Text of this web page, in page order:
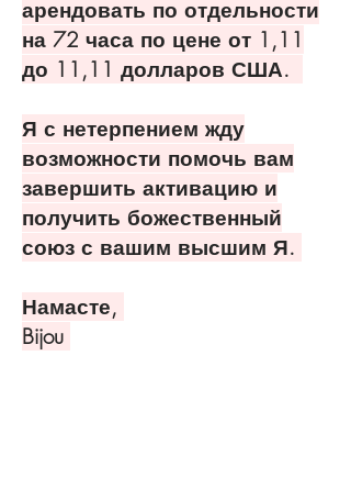
арендовать по отдельности
на 72 часа по цене от 1,11
до 11,11 долларов США.
Я с нетерпением жду
возможности помочь вам
завершить активацию и
получить божественный
союз с вашим высшим Я.
Намасте,
Bijou